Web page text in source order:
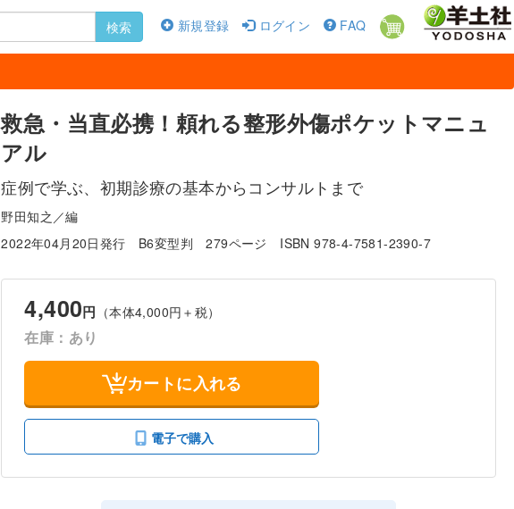
新規登録 ログイン FAQ
検索
救急・当直必携！頼れる整形外傷ポケットマニュ
アル
症例で学ぶ、初期診療の基本からコンサルトまで
野田知之／編
2022年04月20日発行
B6変型判 279ページ ISBN 978-4-7581-2390-7
4,400円 （本体4,000円＋税）
在庫：あり
カートに入れる
電子で購入